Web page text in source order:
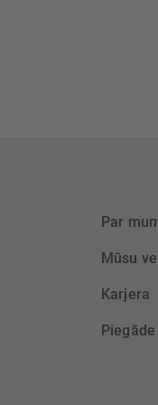
Par
Mūsu
Karjera
Piegāde